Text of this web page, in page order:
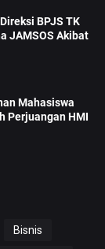
BPJS TK
JAMSOS Akibat
Mahasiswa
Perjuangan HMI
Bisnis